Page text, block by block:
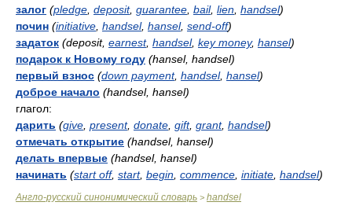
залог (pledge deposit, guarantee bail, lien handsel)
почин (initiative handsel, hansel, send-off)
задаток (deposit, earnest, handsel, key money, hansel)
подарок к Новому году (hansel, handsel)
первый взнос (down payment, handsel, hansel)
доброе начало (handsel, hansel)
глагол:
дарить (give present, donate gift, grant, handsel)
отмечать открытие (handsel, hansel)
делать впервые (handsel, hansel)
начинать (start off, start, begin commence initiate handsel)
Англо-русский синонимический словарь > handsel